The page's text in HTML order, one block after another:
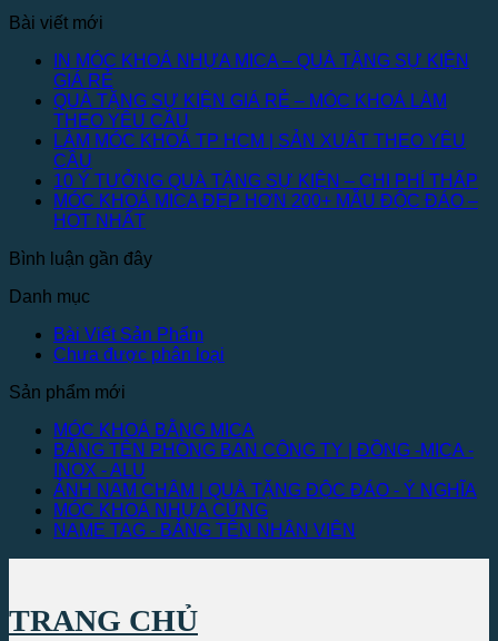
Bài viết mới
IN MÓC KHOÁ NHỰA MICA – QUÀ TẶNG SỰ KIỆN
GIÁ RẺ
QUÀ TẶNG SỰ KIỆN GIÁ RẺ – MÓC KHOÁ LÀM
THEO YÊU CẦU
LÀM MÓC KHOÁ TP HCM | SẢN XUẤT THEO YÊU
CẦU
10 Ý TƯỞNG QUÀ TẶNG SỰ KIỆN – CHI PHÍ THẤP
MÓC KHOÁ MICA ĐẸP HƠN 200+ MẪU ĐỘC ĐÁO –
HOT NHẤT
Bình luận gần đây
Danh mục
Bài Viết Sản Phẩm
Chưa được phân loại
Sản phẩm mới
MÓC KHOÁ BẰNG MICA
BẢNG TÊN PHÒNG BAN CÔNG TY | ĐỒNG -MICA -
INOX - ALU
ẢNH NAM CHÂM | QUÀ TẶNG ĐỘC ĐÁO - Ý NGHĨA
MÓC KHOÁ NHỰA CỨNG
NAME TAG - BẢNG TÊN NHÂN VIÊN
TRANG CHỦ